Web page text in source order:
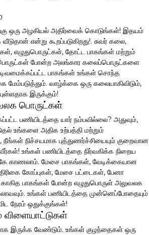
ஒரு அழகியல் அதிர்வைக் கொடுங்கள்! இதயம்
என்று கூறப்படுகிறது!. சுவர் கலை,
எழுதுபொருட்கள், தோட்ட பாகங்கள் மற்றும்
போன்ற அலங்கார கலைப்பொருட்களை
பாகங்கள் உங்கள் சொந்த
வாழ்க்கை ஒரு கலையாகிவிடும்,
இருக்கும்!
பொருட்கள்
பணியிடத்தை யார் நம்பவில்லை? அதுவும்,
உங்களை அதிக உற்பத்தி மற்றும்
நீங்கள் நிச்சயமாக புத்துணர்ச்சியையும் குறைவான
உங்கள் பணியிடத்தை நிர்வகிக்க நிறைய
காணலாம். மேசை பாகங்கள், வேடிக்கையான
கோப்புகள், மேசை பட்டைகள், பேனா
காகித பாகங்கள் போன்ற எழுதுபொருள் அலுவலக
உங்கள் பணியிடத்தை முன்னெப்போதையும்
நேரம் ஒதுக்குங்கள்!
இருக்க வேண்டும். உங்கள் குழந்தைகள் ஒரு